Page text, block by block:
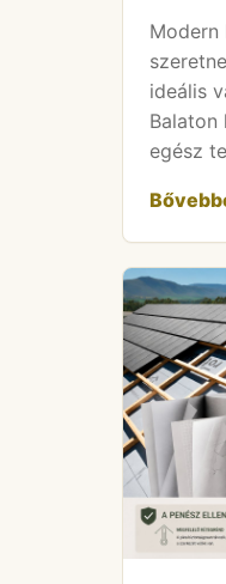
Modern
ideális
Balaton
egész